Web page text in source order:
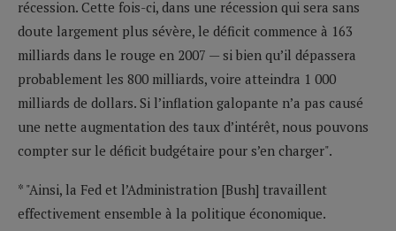
récession. Cette fois-ci, dans une récession qui sera sans
doute largement plus sévère, le déficit commence à 163
milliards dans le rouge en 2007 — si bien qu’il dépassera
probablement les 800 milliards, voire atteindra 1 000
milliards de dollars. Si l’inflation galopante n’a pas causé
une nette augmentation des taux d’intérêt, nous pouvons
compter sur le déficit budgétaire pour s’en charger".
* "Ainsi, la Fed et l’Administration [Bush] travaillent
effectivement ensemble à la politique économique.